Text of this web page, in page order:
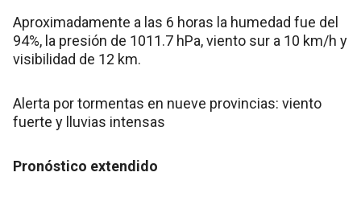
Aproximadamente a las 6 horas la humedad fue del
94%, la presión de 1011.7 hPa, viento sur a 10 km/h y
visibilidad de 12 km.
Alerta por tormentas en nueve provincias: viento
fuerte y lluvias intensas
Pronóstico extendido